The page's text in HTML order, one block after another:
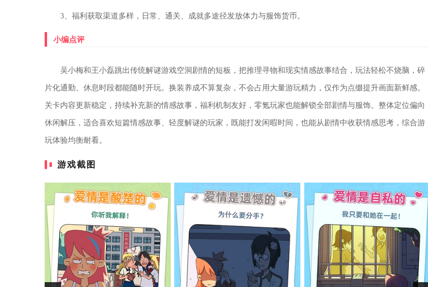
3、福利获取渠道多样，日常、通关、成就多途径发放体力与服饰货币。
小编点评
吴小梅和王小磊跳出传统解谜游戏空洞剧情的短板，把推理寻物和现实情感故事结合，玩法轻松不烧脑，碎
片化通勤、休息时段都能随时开玩。换装养成不算复杂，不会占用大量游玩精力，仅作为点缀提升画面新鲜感。
关卡内容更新稳定，持续补充新的情感故事，福利机制友好，零氪玩家也能解锁全部剧情与服饰。整体定位偏向
休闲解压，适合喜欢短篇情感故事、轻度解谜的玩家，既能打发闲暇时间，也能从剧情中收获情感思考，综合游
玩体验均衡耐看。
游戏截图